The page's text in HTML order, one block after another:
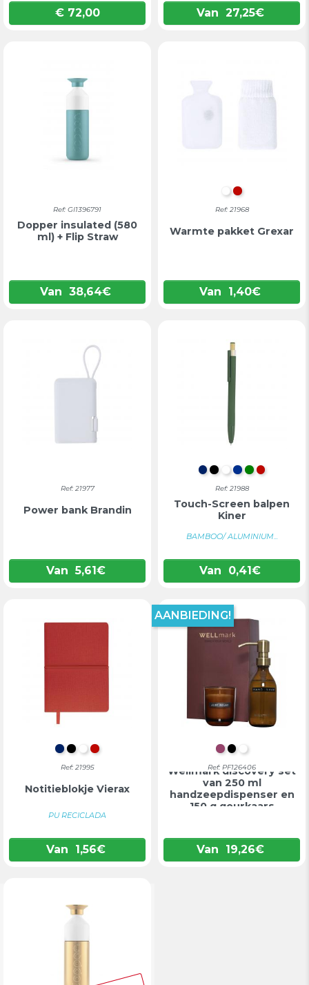
Prijs
€ 72,00 Van 27,25€
Ref: GI1396791
Dopper insulated (580
ml) + Flip Straw
Van 38,64€
WITROOD
Ref: 21968
Warmte pakket Grexar
Van 1,40€
Ref: 21977
Power bank Brandin
Van 5,61€
MARINEBLAUW
ZWART
WITBLAUW
GROEN
ROOD
Ref: 21988
Touch-Screen balpen
Kiner
BAMBOO/ ALUMINIUM...
Van 0,41€
MARINEBLAUW
ZWART
WITROOD
Ref: 21995
Notitieblokje Vierax
PU RECICLADA
Van 1,56€
GRANAATROOD
INTENS
WIT
Ref: PF126406
Wellmark discovery set
van 250 ml
handzeepdispenser en
150 g geurkaars
Van 19,26€
AANBIEDING!